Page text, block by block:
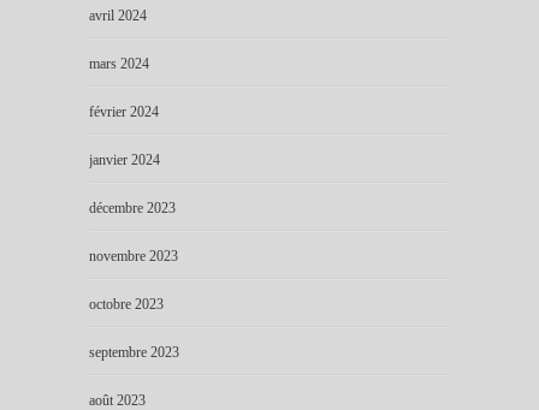
avril 2024
mars 2024
février 2024
janvier 2024
décembre 2023
novembre 2023
octobre 2023
septembre 2023
août 2023